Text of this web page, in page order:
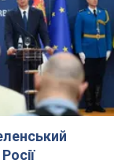
США
склалася
виграла